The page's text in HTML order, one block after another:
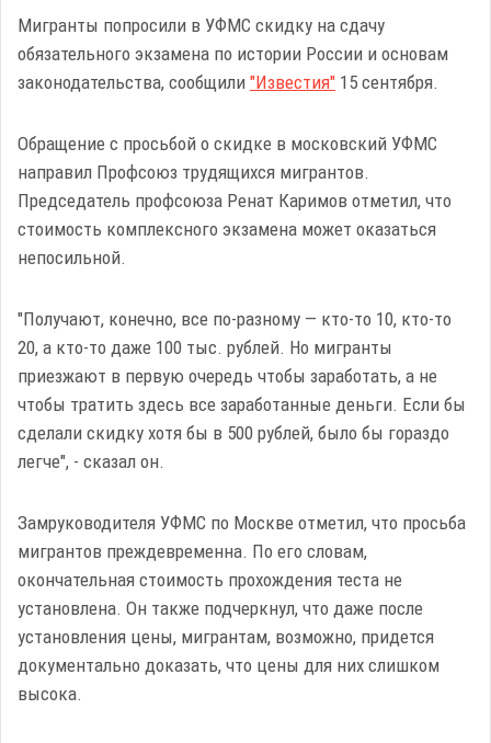
Мигранты попросили в УФМС скидку на сдачу
обязательного экзамена по истории России и основам
законодательства, сообщили "Известия" 15 сентября.
Обращение с просьбой о скидке в московский УФМС
направил Профсоюз трудящихся мигрантов.
Председатель профсоюза Ренат Каримов отметил, что
стоимость комплексного экзамена может оказаться
непосильной.
"Получают, конечно, все по-разному — кто-то 10, кто-то
20, а кто-то даже 100 тыс. рублей. Но мигранты
приезжают в первую очередь чтобы заработать, а не
чтобы тратить здесь все заработанные деньги. Если бы
сделали скидку хотя бы в 500 рублей, было бы гораздо
легче", - сказал он.
Замруководителя УФМС по Москве отметил, что просьба
мигрантов преждевременна. По его словам,
окончательная стоимость прохождения теста не
установлена. Он также подчеркнул, что даже после
установления цены, мигрантам, возможно, придется
документально доказать, что цены для них слишком
высока.